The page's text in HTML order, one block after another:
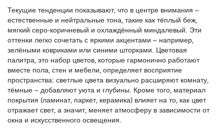
Текущие тенденции показывают, что в центре внимания –
естественные и нейтральные тона, такие как тёплый беж,
мягкий серо‑коричневый и охлаждённый миндалевый. Эти
оттенки легко сочетать с яркими акцентами – например,
зелёными ковриками или синими шторками. Цветовая
палитра, это набор цветов, которые гармонично работают
вместе пола, стен и мебели, определяет восприятие
пространства: светлые цвета визуально расширяют комнату,
тёмные – добавляют уюта и глубины. Кроме того, материал
покрытия (ламинат, паркет, керамика) влияет на то, как цвет
отражает свет, а значит, меняет атмосферу в зависимости от
окна и искусственного освещения.